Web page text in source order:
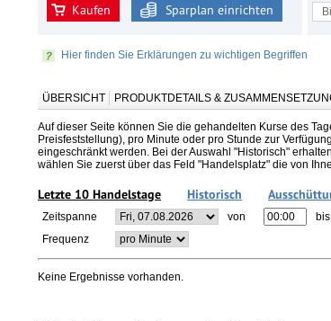
Kaufen
Sparplan einrichten
Hier finden Sie Erklärungen zu wichtigen Begriffen
ÜBERSICHT PRODUKTDETAILS &
Auf dieser Seite können Sie die gehandelten Kurse des
Preisfeststellung), pro Minute oder pro Stunde zur
eingeschränkt werden. Bei der Auswahl "Historisch"
wählen Sie zuerst über das Feld "Handelsplatz" die von
Letzte 10 Handelstage Historisch
Zeitspanne von
bis
Frequenz
Keine Ergebnisse vorhanden.